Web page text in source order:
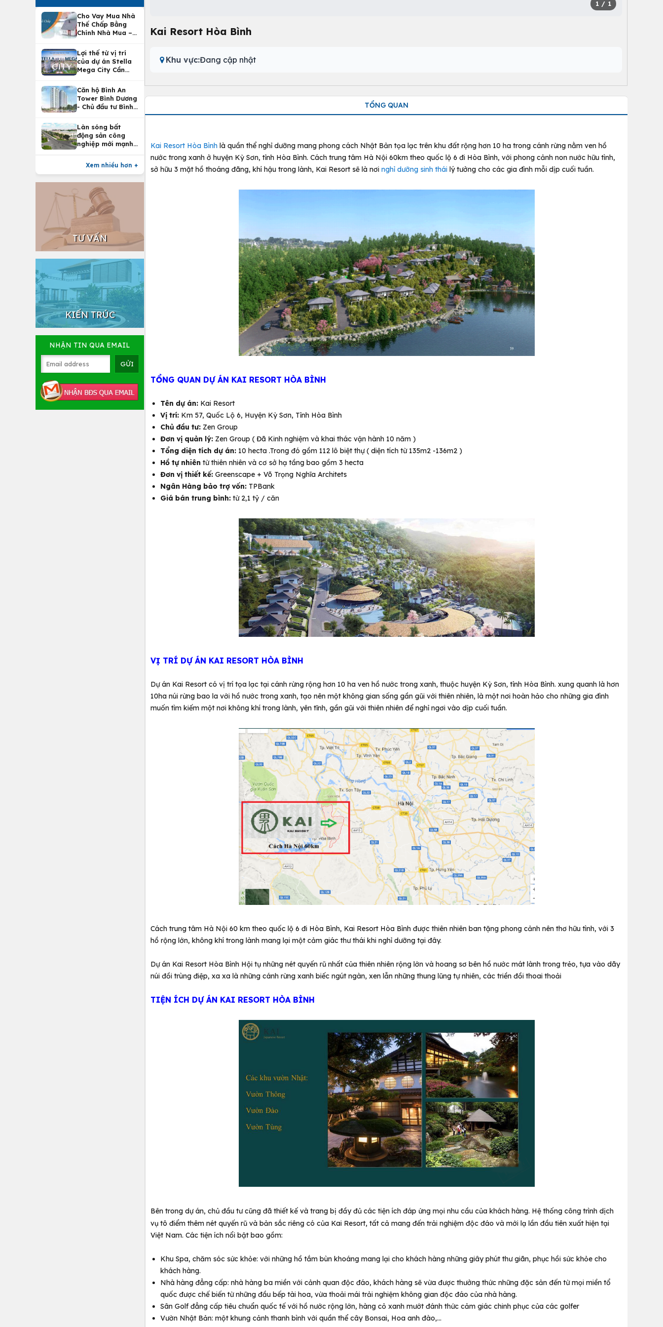
Cho Vay Mua Nhà
Thế Chấp Bằng
Chính Nhà Mua –
Nhà Tại
Vietcombank
Lợi thế từ vị trí
của dự án Stella
Mega City Cần
Căn hộ Bình An
Tower Bình Dương
- Chủ đầu tư Bình
Làn sóng bất
động sản công
nghiệp mới mạnh
Xem nhiều hơn +
TƯ VẤN
KIẾN TRÚC
NHẬN TIN QUA EMAIL
1 / 1
Kai Resort Hòa Bình
Khu vực:Đang cập nhật
TỔNG QUAN
Kai Resort Hòa Bình là quần thể nghỉ dưỡng mang phong cách Nhật Bản tọa lạc trên khu đất rộng hơn 10 ha trong cánh rừng nằm ven hồ
nước trong xanh ở huyện Kỳ Sơn, tỉnh Hòa Bình. Cách trung tâm Hà Nội 60km theo quốc lộ 6 đi Hòa Bình, với phong cảnh non nước hữu tình,
sở hữu 3 mặt hồ thoáng đãng, khí hậu trong lành, Kai Resort sẽ là nơi nghỉ dưỡng sinh thái lý tưởng cho các gia đình mỗi dịp cuối tuần.
TỔNG QUAN DỰ ÁN KAI RESORT HÒA BÌNH
Tên dự án: Kai Resort
Vị trí: Km 57, Quốc Lộ 6, Huyện Kỳ Sơn, Tỉnh Hòa Bình
Chủ đầu tư: Zen Group
Đơn vị quản lý: Zen Group ( Đã Kinh nghiệm và khai thác vận hành 10 năm )
Tổng diện tích dự án: 10 hecta .Trong đó gồm 112 lô biệt thự ( diện tích từ 135m2 -136m2 )
Hồ tự nhiên từ thiên nhiên và cơ sở hạ tầng bao gồm 3 hecta
Đơn vị thiết kế: Greenscape + Võ Trọng Nghĩa Architets
Ngân Hàng bảo trợ vốn: TPBank
Giá bán trung bình: từ 2,1 tỷ / căn
VỊ TRÍ DỰ ÁN KAI RESORT HÒA BÌNH
Dự án Kai Resort có vị trí tọa lạc tại cánh rừng rộng hơn 10 ha ven hồ nước trong xanh, thuộc huyện Kỳ Sơn, tỉnh Hòa Bình. xung quanh là hơn
10ha núi rừng bao la với hồ nước trong xanh, tạo nên một không gian sống gần gũi với thiên nhiên, là một nơi hoàn hảo cho những gia đình
muốn tìm kiếm một nơi không khí trong lành, yên tĩnh, gần gũi với thiên nhiên để nghỉ ngơi vào dịp cuối tuần.
Cách trung tâm Hà Nội 60 km theo quốc lộ 6 đi Hòa Bình, Kai Resort Hòa Bình được thiên nhiên ban tặng phong cảnh nên thơ hữu tình, với 3
hồ rộng lớn, không khí trong lành mang lại một cảm giác thư thái khi nghỉ dưỡng tại đây.
Dự án Kai Resort Hòa Bình Hội tụ những nét quyến rũ nhất của thiên nhiên rộng lớn và hoang sơ bên hồ nước mát lành trong trẻo, tựa vào dãy
núi đồi trùng điệp, xa xa là những cánh rừng xanh biếc ngút ngàn, xen lẫn những thung lũng tự nhiên, các triền đồi thoai thoải
TIỆN ÍCH DỰ ÁN KAI RESORT HÒA BÌNH
Bên trong dự án, chủ đầu tư cũng đã thiết kế và trang bị đầy đủ các tiện ích đáp ứng mọi nhu cầu của khách hàng. Hệ thống công trình dịch
vụ tô điểm thêm nét quyến rũ và bản sắc riêng có của Kai Resort, tất cả mang đến trải nghiệm độc đáo và mới lạ lần đầu tiên xuất hiện tại
Việt Nam. Các tiện ích nổi bật bao gồm:
Khu Spa, chăm sóc sức khỏe: với những hồ tắm bùn khoáng mang lại cho khách hàng những giây phút thư giãn, phục hồi sức khỏe cho
khách hàng.
Nhà hàng đẳng cấp: nhà hàng ba miền với cảnh quan độc đáo, khách hàng sẽ vừa được thưởng thức những đặc sản đến từ mọi miền tổ
quốc được chế biến từ những đầu bếp tài hoa, vừa thoải mái trải nghiệm không gian độc đáo của nhà hàng.
Sân Golf đẳng cấp tiêu chuẩn quốc tế với hồ nước rộng lớn, hàng cỏ xanh mướt đánh thức cảm giác chinh phục của các golfer
Vườn Nhật Bản: một khung cảnh thanh bình với quần thể cây Bonsai, Hoa anh đào,...